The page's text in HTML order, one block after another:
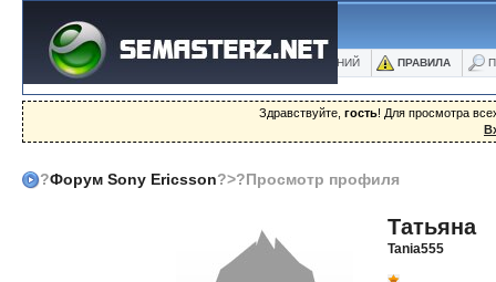
ФОРУМ БЛОГИ ФОТО БАЗА ЗНАНИЙ ПРАВИЛА
Здравствуйте, гость! Для просмотра
?Форум Sony Ericsson?>?Просмотр профиля
Татьяна
Tania555